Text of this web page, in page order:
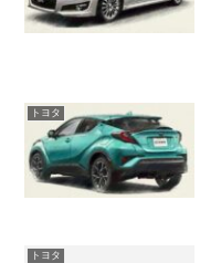
トヨタ
トヨタ